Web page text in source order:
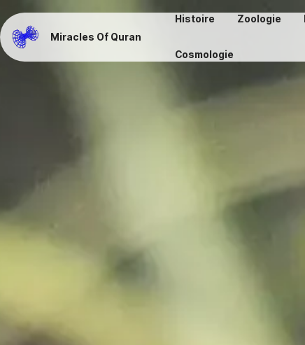
Miracles Of Quran
Histoire Zoologie
Cosmologie